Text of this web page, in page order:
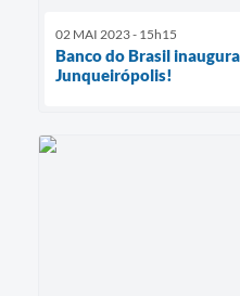
02 MAI 2023 - 15h15
Banco do Brasil
Junqueirópolis!